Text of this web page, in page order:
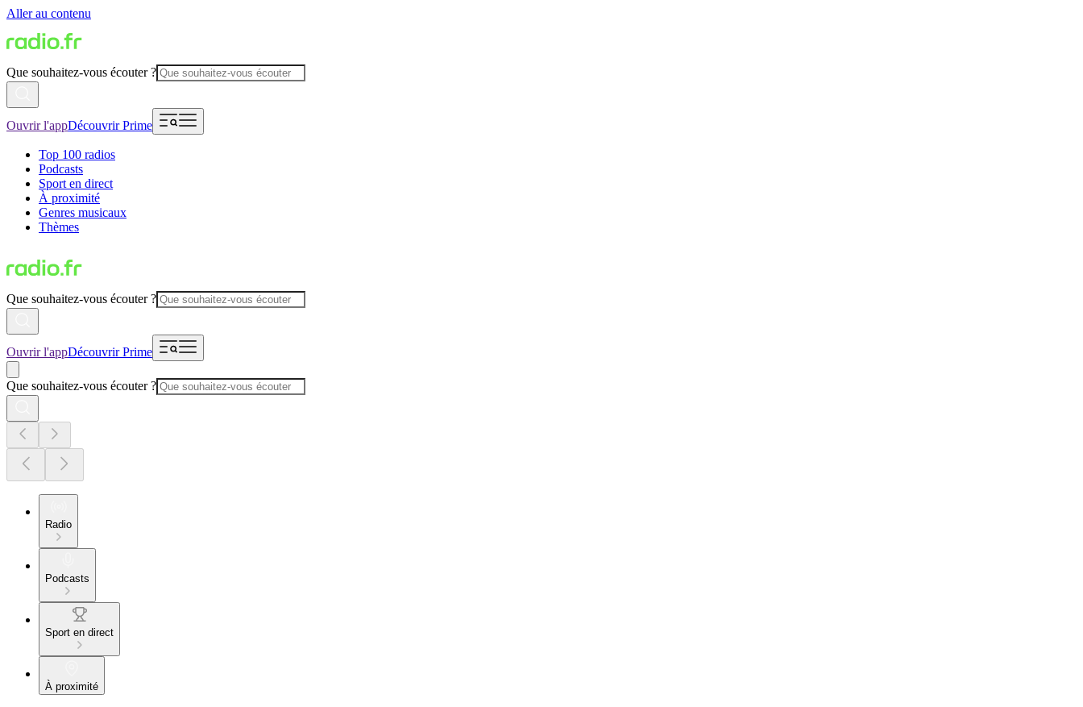
Aller au contenu
Que souhaitez-vous écouter ?
Ouvrir l'appDécouvrir Prime
Top 100 radios
Podcasts
Sport en direct
À proximité
Genres musicaux
Thèmes
Que souhaitez-vous écouter ?
Ouvrir l'appDécouvrir Prime
Que souhaitez-vous écouter ?
Radio
Podcasts
Sport en direct
À proximité